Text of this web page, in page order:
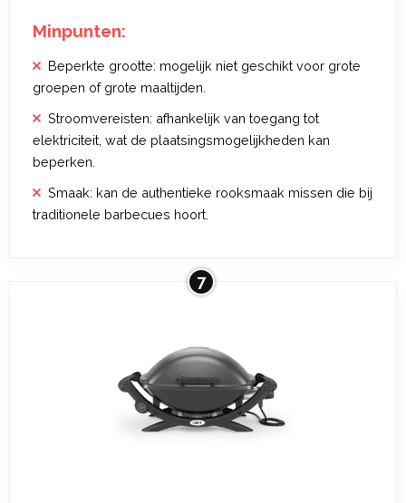
Minpunten:
Beperkte grootte: mogelijk niet geschikt voor grote
groepen of grote maaltijden.
Stroomvereisten: afhankelijk van toegang tot
elektriciteit, wat de plaatsingsmogelijkheden kan
beperken.
Smaak: kan de authentieke rooksmaak missen die bij
traditionele barbecues hoort.
7